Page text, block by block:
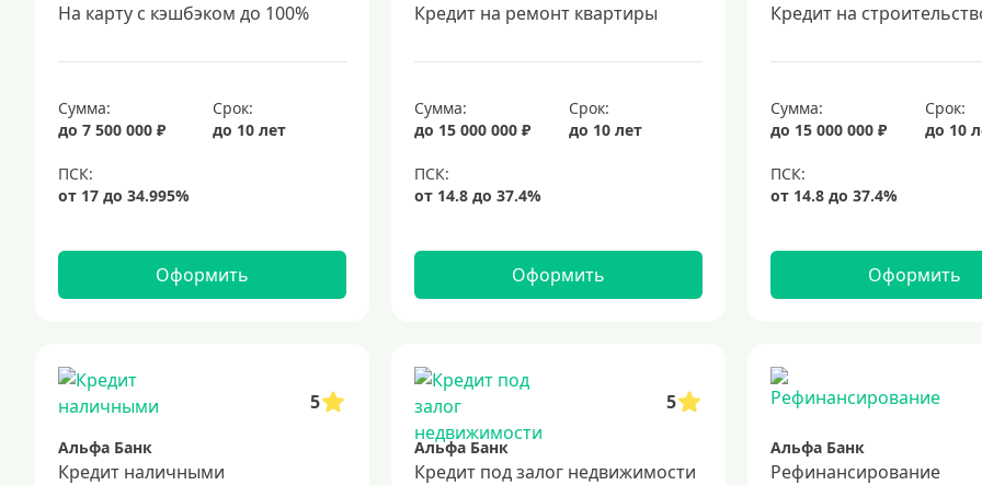
На карту с кэшбэком до 100%
Сумма:
до 7 500 000 ₽
Срок:
до 10 лет
Оформить
Кредит на ремонт квартиры
Сумма:
до 15 000 000 ₽
Срок:
до 10 лет
Оформить
Кредит на
Сумма:
до 15 000 000 ₽
Срок:
до 10
Оформить
5
Альфа Банк
Кредит наличными
5
Альфа Банк
Кредит под залог недвижимости
Альфа Банк
Рефинансирование